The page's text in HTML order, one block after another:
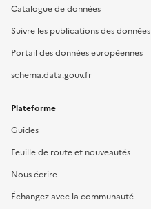
Catalogue de données
Suivre les publications des données
Portail des données européennes
schema.data.gouv.fr
Plateforme
Guides
Feuille de route et nouveautés
Nous écrire
Échangez avec la communauté